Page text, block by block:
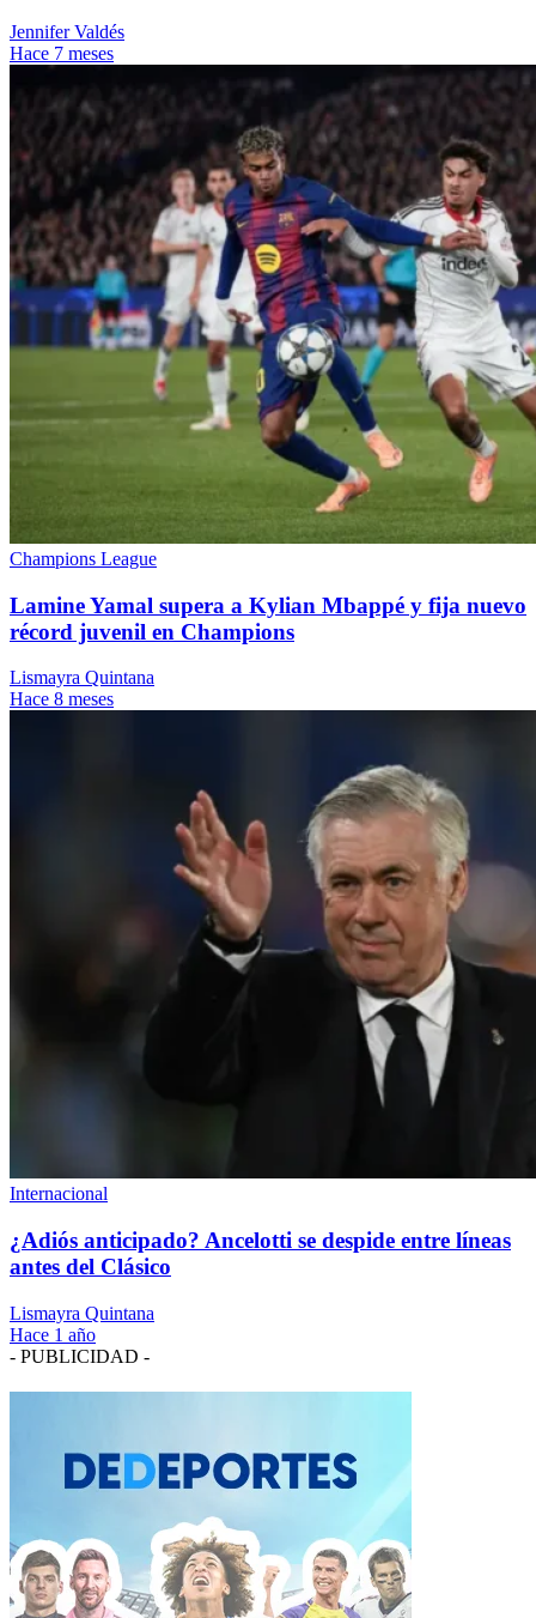
Jennifer Valdés
Hace 7 meses
Champions League
Lamine Yamal supera a Kylian Mbappé y fija nuevo
récord juvenil en Champions
Lismayra Quintana
Hace 8 meses
Internacional
¿Adiós anticipado? Ancelotti se despide entre líneas
antes del Clásico
Lismayra Quintana
Hace 1 año
- PUBLICIDAD -